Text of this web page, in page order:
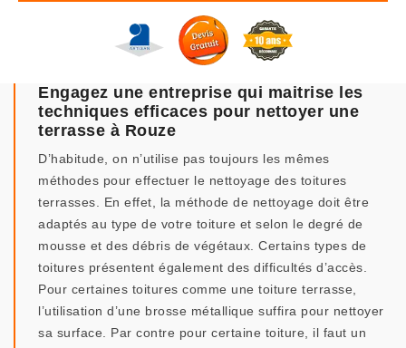
Engagez une entreprise qui maitrise les
techniques efficaces pour nettoyer une
terrasse à Rouze
D’habitude, on n’utilise pas toujours les mêmes
méthodes pour effectuer le nettoyage des toitures
terrasses. En effet, la méthode de nettoyage doit être
adaptés au type de votre toiture et selon le degré de
mousse et des débris de végétaux. Certains types de
toitures présentent également des difficultés d’accès.
Pour certaines toitures comme une toiture terrasse,
l’utilisation d’une brosse métallique suffira pour nettoyer
sa surface. Par contre pour certaine toiture, il faut un